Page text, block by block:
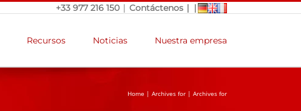
+33 977 216 150 | Contáctenos | |
Recursos Noticias Nuestra empresa
Home | Archives for | Archives for